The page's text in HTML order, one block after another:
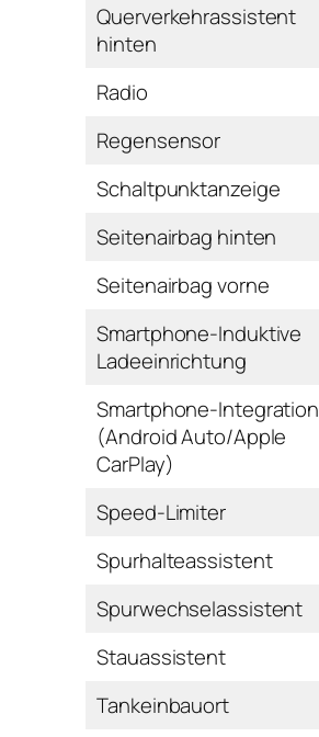
Querverkehrassistent
hinten
Radio
Regensensor
Schaltpunktanzeige
Seitenairbag hinten
Seitenairbag vorne
Smartphone-Induktive
Ladeeinrichtung
Smartphone-Integration
(Android Auto/Apple
CarPlay)
Speed-Limiter
Spurhalteassistent
Spurwechselassistent
Stauassistent
Tankeinbauort